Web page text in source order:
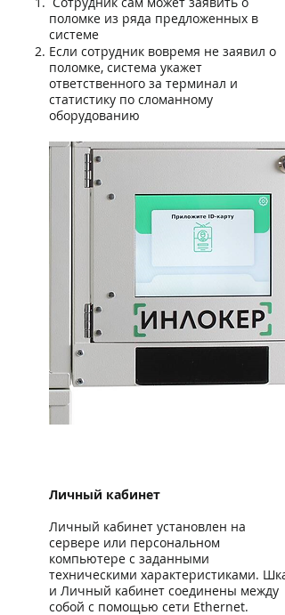
поломке из ряда предложенных в
системе
Если сотрудник вовремя не заявил о
поломке, система укажет
ответственного за терминал и
статистику по сломанному
оборудованию
Личный кабинет
Личный кабинет установлен на
сервере или персональном
компьютере с заданными
техническими характеристиками.
и Личный кабинет соединены между
собой с помощью сети Ethernet.